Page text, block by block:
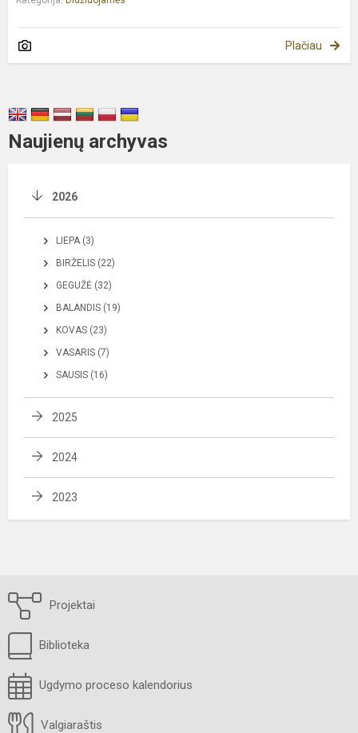
Plačiau
Naujienų archyvas
2026
LIEPA (3)
BIRŽELIS (22)
GEGUŽĖ (32)
BALANDIS (19)
KOVAS (23)
VASARIS (7)
SAUSIS (16)
2025
2024
2023
Projektai
Biblioteka
Ugdymo proceso kalendorius
Valgiaraštis